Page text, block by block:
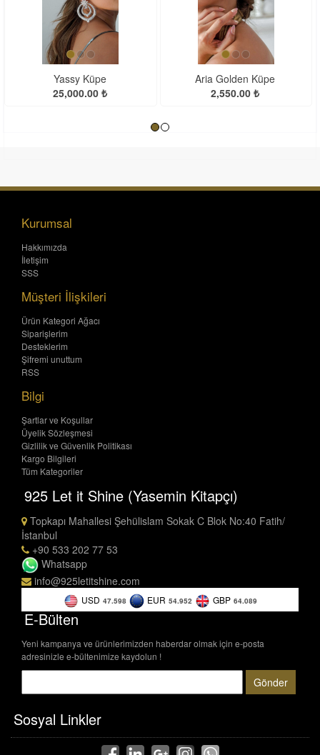
Yassy Küpe
25,000.00 ₺
Aria Golden Küpe
2,550.00 ₺
Kurumsal
Hakkımızda
İletişim
SSS
Müşteri İlişkileri
Ürün Kategori Ağacı
Siparişlerim
Desteklerim
Şifremi unuttum
RSS
Bilgi
Şartlar ve Koşullar
Üyelik Sözleşmesi
Gizlilik ve Güvenlik Politikası
Kargo Bilgileri
Tüm Kategoriler
925 Let it Shine (Yasemin Kitapçı)
Topkapı Mahallesi Şehülislam Sokak C Blok No:40 Fatih/
İstanbul
+90 533 202 77 53
Whatsapp
info@925letitshine.com
USD 47.598 EUR 54.952 GBP 64.089
E-Bülten
Yeni kampanya ve ürünlerimizden haberdar olmak için e-posta
adresinizle e-bültenimize kaydolun !
Gönder
Sosyal Linkler